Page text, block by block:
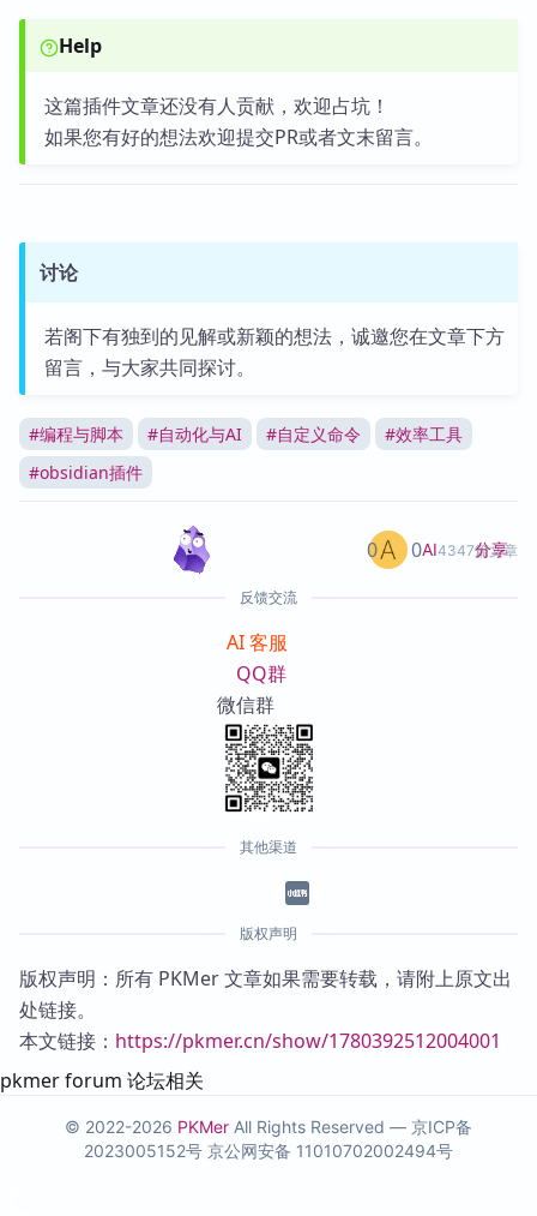
Help
这篇插件文章还没有人贡献，欢迎占坑！
如果您有好的想法欢迎提交PR或者文末留言。
讨论
若阁下有独到的见解或新颖的想法，诚邀您在文章下方
留言，与大家共同探讨。
#编程与脚本 #自动化与AI #自定义命令 #效率工具
#obsidian插件
AI4347篇文章
0 0 分享
反馈交流
AI 客服
QQ群
微信群
其他渠道
版权声明
版权声明：所有 PKMer 文章如果需要转载，请附上原文出
处链接。
本文链接： https://pkmer.cn/show/1780392512004001
pkmer forum 论坛相关
© 2022-2026 PKMer All Rights Reserved — 京ICP备
2023005152号 京公网安备 11010702002494号